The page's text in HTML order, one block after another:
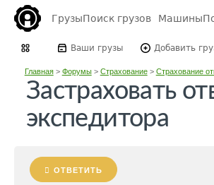
ГрузыПоиск грузов Машины
Ваши грузы Добавить
Главная> Форумы> Страхование> Страхование
Застраховать
экспедитора
ОТВЕТИТЬ